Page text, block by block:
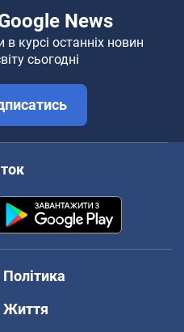
News
курсі останніх новин
сьогодні
Політика
Життя